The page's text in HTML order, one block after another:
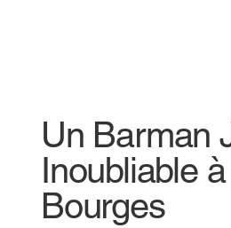
Un Barman
Inoubliable à
Bourges